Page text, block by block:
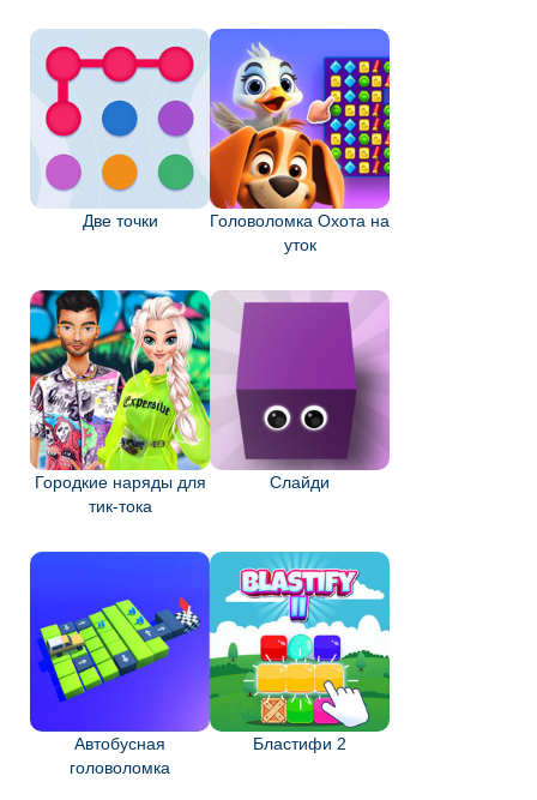
Две точки
Головоломка Охота на
уток
Городкие наряды для
тик-тока
Слайди
Автобусная
головоломка
Бластифи 2